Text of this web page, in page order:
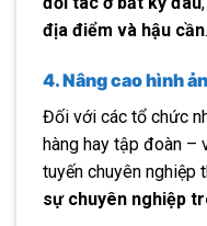
địa điểm và hậu cần.
4. Nâng cao hình
Đối với các tổ chức
hàng hay tập đoàn –
tuyến chuyên nghiệp
sự chuyên nghiệp